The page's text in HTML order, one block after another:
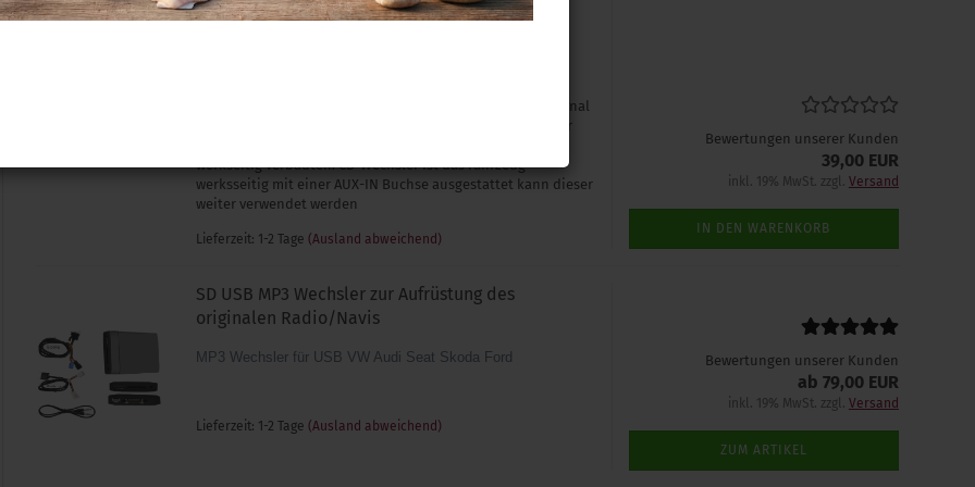
VW RCD / RNS 310 - 510
Zusätzlich werden folgende Komponenten benötigt: Original
MDI Steuergerät Adapterleitung abhängig von Datenträger
werkseitig verbautem CD-Wechsler Ist das Fahrzeug
werksseitig mit einer AUX-IN Buchse ausgestattet kann dieser
weiter verwendet werden
Lieferzeit: 1-2 Tage (Ausland abweichend)
Bewertungen unserer Kunden
39,00 EUR
inkl. 19% MwSt. zzgl. Versand
IN DEN WARENKORB
SD USB MP3 Wechsler zur Aufrüstung des
originalen Radio/Navis
MP3 Wechsler für USB VW Audi Seat Skoda Ford
Lieferzeit: 1-2 Tage (Ausland abweichend)
Bewertungen unserer Kunden
ab 79,00 EUR
inkl. 19% MwSt. zzgl. Versand
ZUM ARTIKEL